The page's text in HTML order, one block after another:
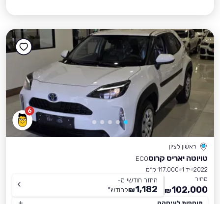
6
ראשון לציון
טויוטה יאריס קרוסECO
2022 יד 1
117,000 ק״מ
מחיר
102,000
₪
החזר חודשי מ-
1,182
₪לחודש*